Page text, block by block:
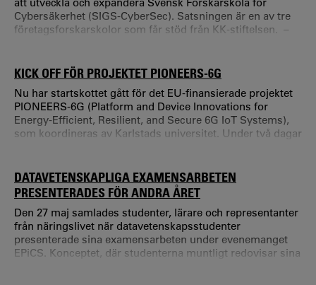
Cybersäkerhet (SIGS-CyberSec). Satsningen är en av tre
företagsforskarskolor som får stöd från KK-stiftelsen. –
KICK OFF FÖR PROJEKTET PIONEERS-6G
Nu har startskottet gått för det EU-finansierade projektet
PIONEERS-6G (Platform and Device Innovations for
Energy-Efficient, Resilient, and Secure 6G IoT Systems),
som koordineras av Karlstads universitet. Under två dagar
mycket värdefullt att träffa alla partners och lära känna
varandra bättre.
DATAVETENSKAPLIGA EXAMENSARBETEN
PRESENTERADES FÖR ANDRA ÅRET
Den 27 maj samlades studenter, lärare och representanter
från näringslivet när datavetenskapsstudenter
presenterade sina examensarbeten under evenemanget
EPiCS. Konceptet, där studenterna muntligt redovisar sina